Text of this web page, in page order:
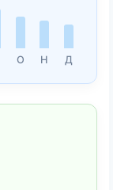
О Н Д